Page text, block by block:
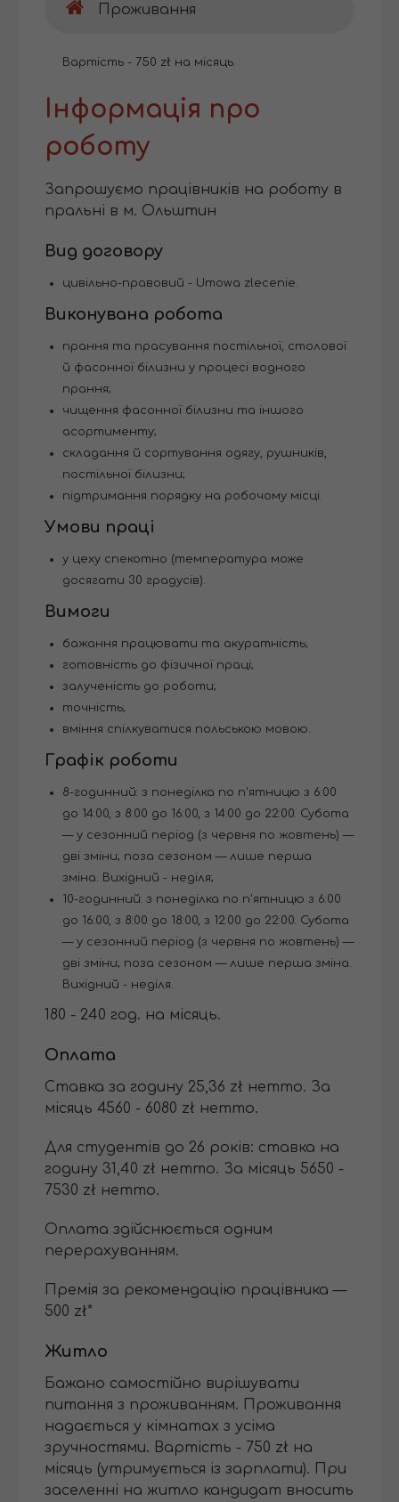
Проживання
Вартість - 750 zł на місяць.
Інформація про
роботу
Запрошуємо працівників на роботу в
пральні в м. Ольштин
Вид договору
цивільно-правовий - Umowa zlecenie.
Виконувана робота
прання та прасування постільної, столової
й фасонної білизни у процесі водного
прання;
чищення фасонної білизни та іншого
асортименту;
складання й сортування одягу, рушників,
постільної білизни;
підтримання порядку на робочому місці.
Умови праці
у цеху спекотно (температура може
досягати 30 градусів).
Вимоги
бажання працювати та акуратність;
готовність до фізичної праці;
залученість до роботи;
точність;
вміння спілкуватися польською мовою.
Графік роботи
8-годинний: з понеділка по п'ятницю з 6:00
до 14:00, з 8:00 до 16:00, з 14:00 до 22:00. Субота
— у сезонний період (з червня по жовтень) —
дві зміни; поза сезоном — лише перша
зміна. Вихідний - неділя;
10-годинний: з понеділка по п'ятницю з 6:00
до 16:00, з 8:00 до 18:00, з 12:00 до 22:00. Субота
— у сезонний період (з червня по жовтень) —
дві зміни; поза сезоном — лише перша зміна.
Вихідний - неділя.
180 - 240 год. на місяць.
Оплата
Ставка за годину 25,36 zł нетто. За
місяць 4560 - 6080 zł нетто.
Для студентів до 26 років: ставка на
годину 31,40 zł нетто. За місяць 5650 -
7530 zł нетто.
Оплата здійснюється одним
перерахуванням.
Премія за рекомендацію працівника —
500 zł*
Житло
Бажано самостійно вирішувати
питання з проживанням. Проживання
надається у кімнатах з усіма
зручностями. Вартість - 750 zł на
місяць (утримується із зарплати). При
заселенні на житло кандидат вносить